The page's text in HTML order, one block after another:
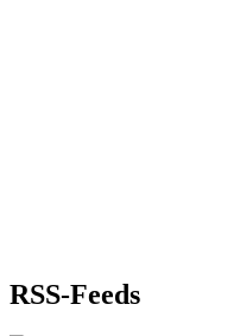
RSS-Feeds